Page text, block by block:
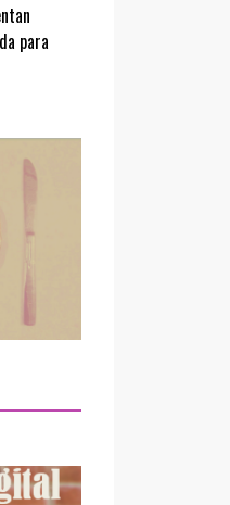
para